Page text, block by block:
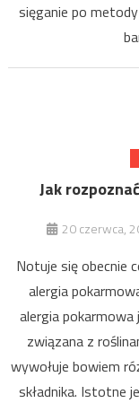
sięganie po
Jak
20 czerwca,
Notuje się obecnie
alergia
alergia
związana z
wywołuje bowiem
składnika. Istotne